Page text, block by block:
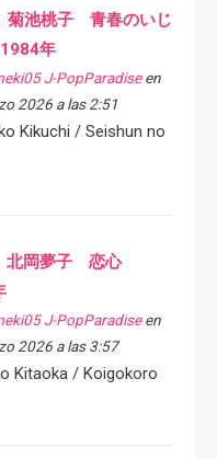
菊池桃子 青春のいじ
年
J-PopParadiseen
2026 a las 2:51
Kikuchi / Seishun no
北岡夢子 恋心
J-PopParadiseen
2026 a las 3:57
Kitaoka / Koigokoro